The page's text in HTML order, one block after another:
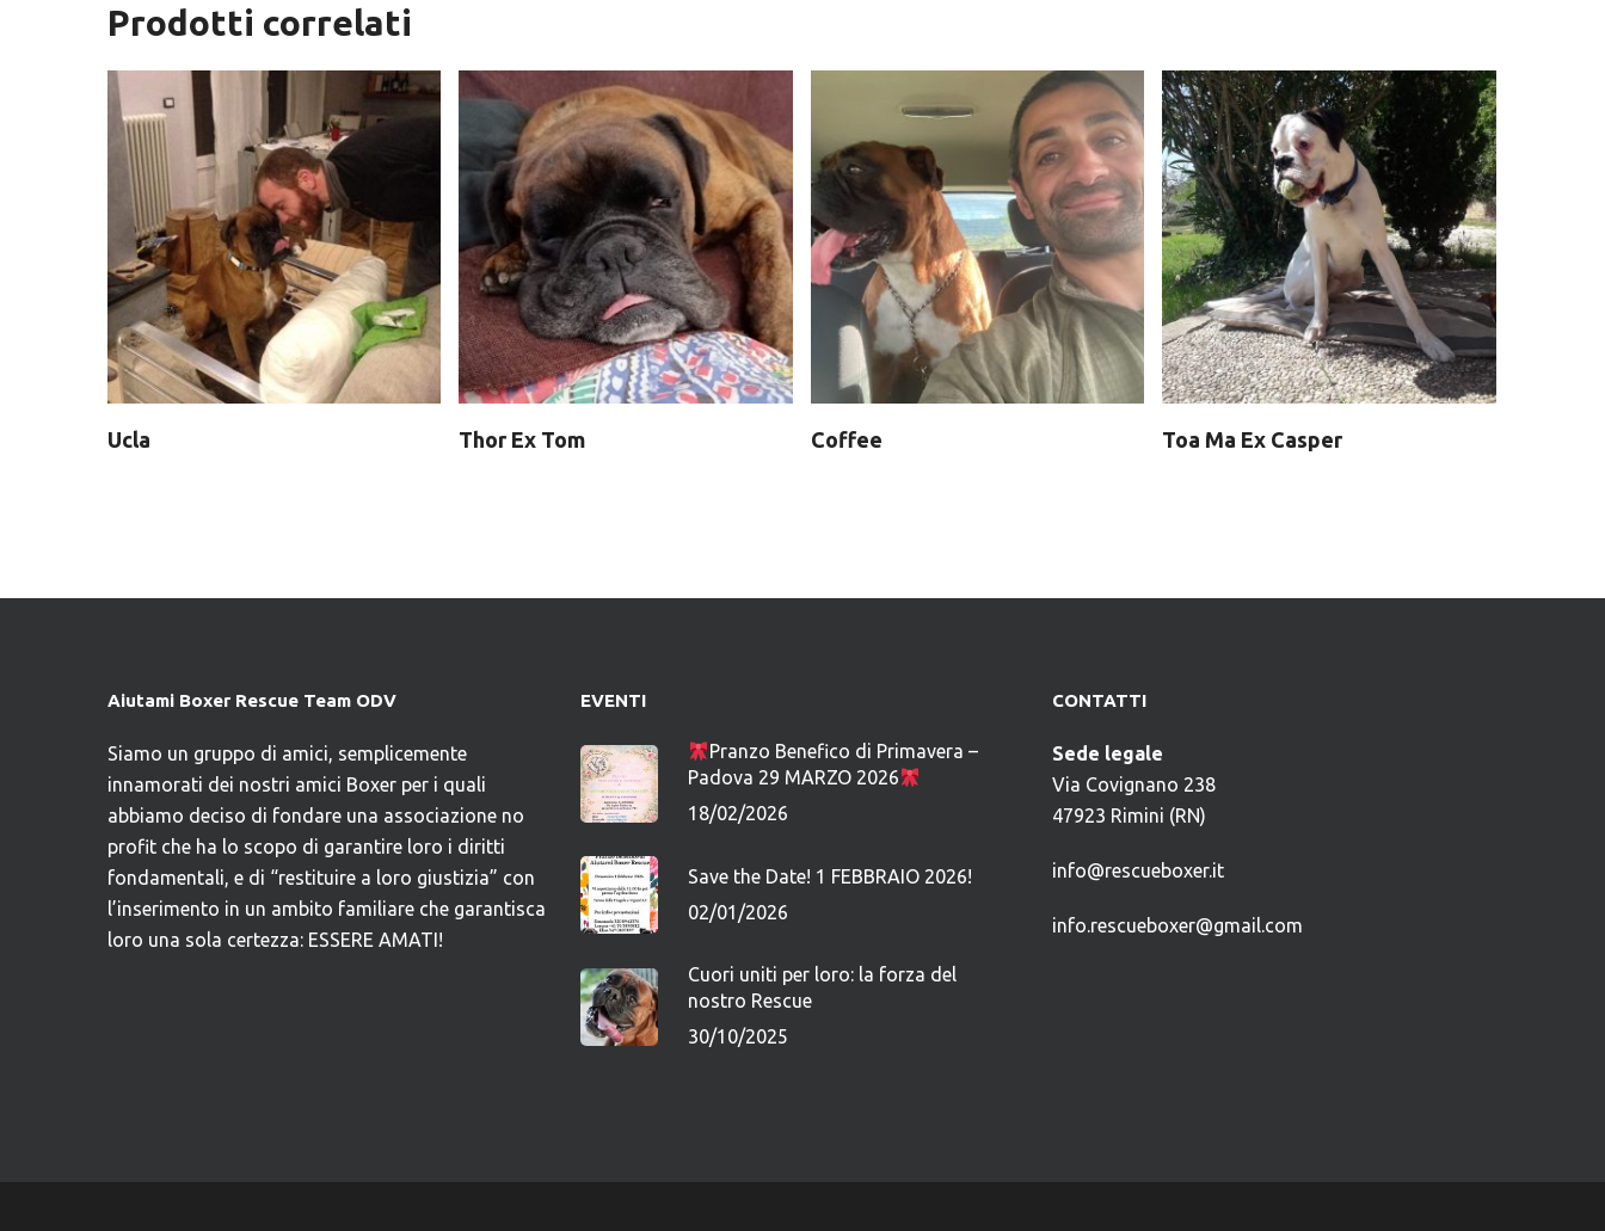
Prodotti correlati
Ucla Thor Ex Tom Coffee Toa Ma Ex Casper
Aiutami Boxer Rescue Team ODV
Siamo un gruppo di amici, semplicemente
innamorati dei nostri amici Boxer per i quali
abbiamo deciso di fondare una associazione no
profit che ha lo scopo di garantire loro i diritti
fondamentali, e di “restituire a loro giustizia” con
l’inserimento in un ambito familiare che garantisca
loro una sola certezza: ESSERE AMATI!
EVENTI
Pranzo Benefico di Primavera –
Padova 29 MARZO 2026
18/02/2026
Save the Date! 1 FEBBRAIO 2026!
02/01/2026
Cuori uniti per loro: la forza del
nostro Rescue
30/10/2025
CONTATTI
Sede legale
Via Covignano 238
47923 Rimini (RN)
info@rescueboxer.it
info.rescueboxer@gmail.com